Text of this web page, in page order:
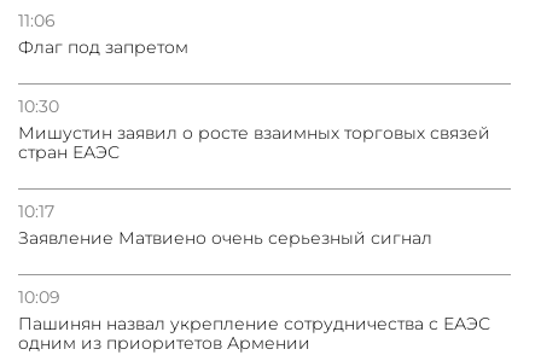
11:06
Флаг под запретом
10:30
Мишустин заявил о росте взаимных торговых связей
стран ЕАЭС
10:17
Заявление Матвиено очень серьезный сигнал
10:09
Пашинян назвал укрепление сотрудничества с ЕАЭС
одним из приоритетов Армении